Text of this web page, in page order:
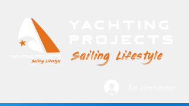
Sailing Lifestyle